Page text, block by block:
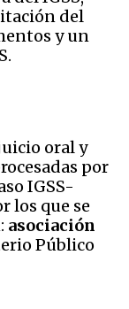
del
y un
oral y
por
IGSS-
los que se
asociación
Público